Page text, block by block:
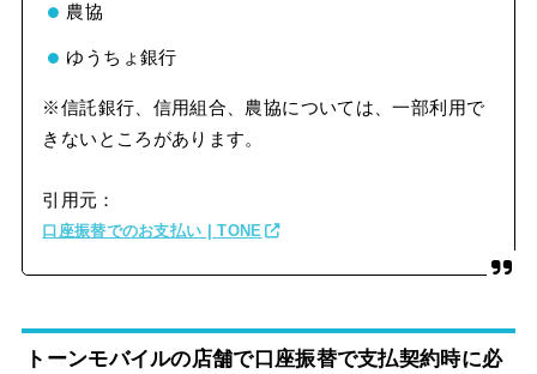
農協
ゆうちょ銀行
※信託銀行、信用組合、農協については、一部利用で
きないところがあります。
引用元：
口座振替でのお支払い | TONE
トーンモバイルの店舗で口座振替で支払契約時に必